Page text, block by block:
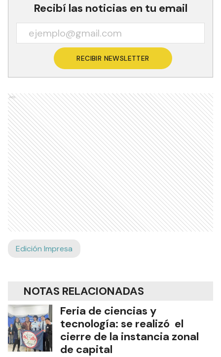
Recibí las noticias en tu email
RECIBIR NEWSLETTER
Ads
Edición Impresa
NOTAS RELACIONADAS
Feria de ciencias y
tecnología: se realizó el
cierre de la instancia zonal
de capital